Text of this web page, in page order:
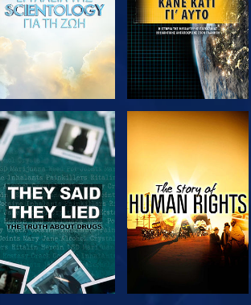
ΠΑΡΑΚΟΛΟΥΘΗΣΤΕ ΠΑΡΑΚΟΛΟΥΘΗΣΤΕ